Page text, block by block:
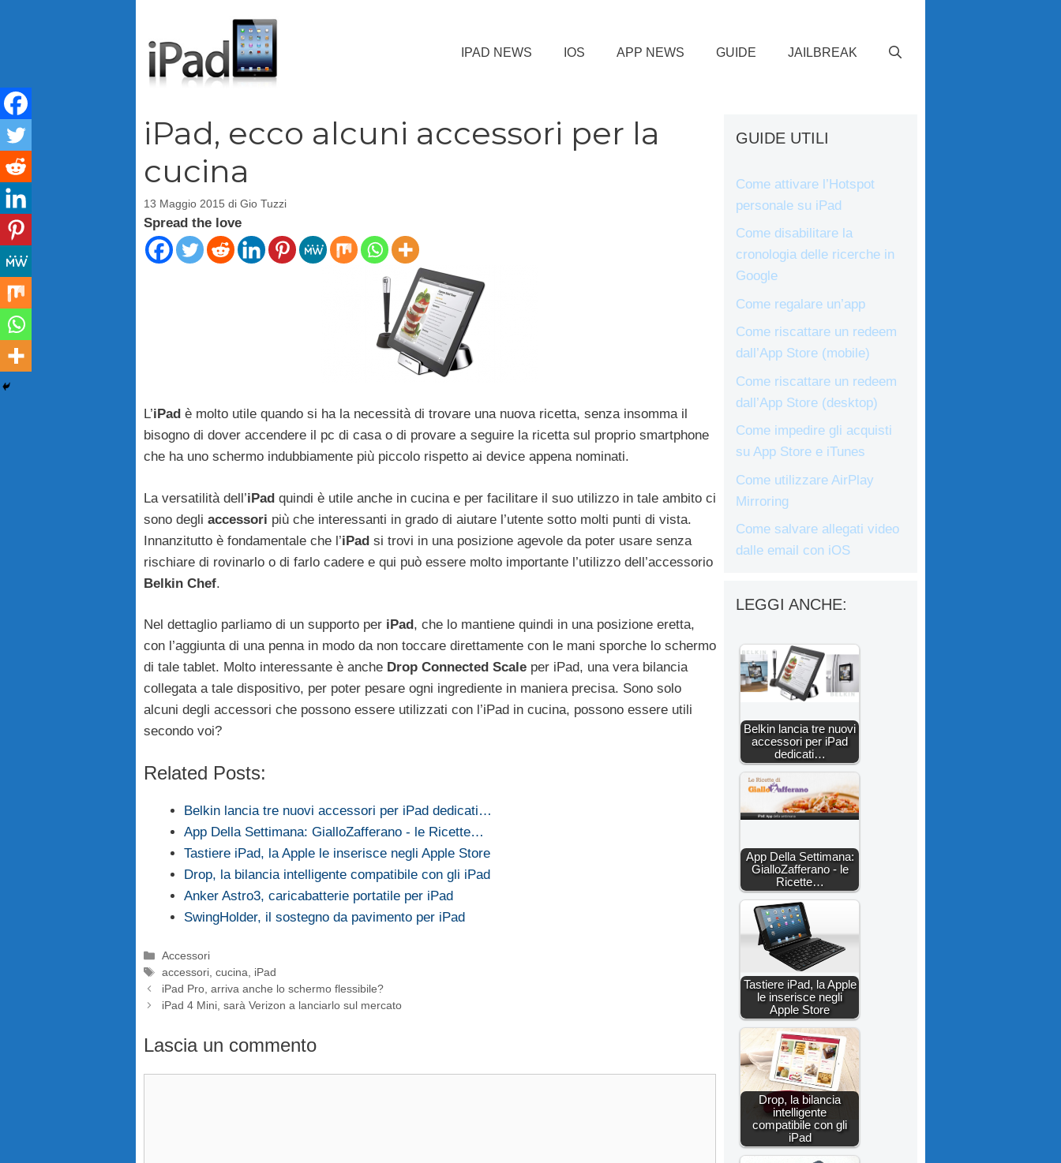
IPAD NEWS IOS APP NEWS GUIDE JAILBREAK
iPad, ecco alcuni accessori per la
cucina
13 Maggio 2015 di Gio Tuzzi
Spread the love
L’iPad è molto utile quando si ha la necessità di trovare una nuova ricetta, senza insomma il
bisogno di dover accendere il pc di casa o di provare a seguire la ricetta sul proprio smartphone
che ha uno schermo indubbiamente più piccolo rispetto ai device appena nominati.
La versatilità dell’iPad quindi è utile anche in cucina e per facilitare il suo utilizzo in tale ambito ci
sono degli accessori più che interessanti in grado di aiutare l’utente sotto molti punti di vista.
Innanzitutto è fondamentale che l’iPad si trovi in una posizione agevole da poter usare senza
rischiare di rovinarlo o di farlo cadere e qui può essere molto importante l’utilizzo dell’accessorio
Belkin Chef.
Nel dettaglio parliamo di un supporto per iPad , che lo mantiene quindi in una posizione eretta,
con l’aggiunta di una penna in modo da non toccare direttamente con le mani sporche lo schermo
di tale tablet. Molto interessante è anche Drop Connected Scale per iPad, una vera bilancia
collegata a tale dispositivo, per poter pesare ogni ingrediente in maniera precisa. Sono solo
alcuni degli accessori che possono essere utilizzati con l’iPad in cucina, possono essere utili
secondo voi?
Related Posts:
Belkin lancia tre nuovi accessori per iPad dedicati…
App Della Settimana: GialloZafferano - le Ricette…
Tastiere iPad, la Apple le inserisce negli Apple Store
Drop, la bilancia intelligente compatibile con gli iPad
Anker Astro3, caricabatterie portatile per iPad
SwingHolder, il sostegno da pavimento per iPad
Categorie
Accessori
Tag
accessori,cucina, iPad
iPad Pro, arriva anche lo schermo flessibile?
iPad 4 Mini, sarà Verizon a lanciarlo sul mercato
Lascia un commento
GUIDE UTILI
Come attivare l’Hotspot
personale su iPad
Come disabilitare la
cronologia delle ricerche in
Google
Come regalare un’app
Come riscattare un redeem
dall’App Store (mobile)
Come riscattare un redeem
dall’App Store (desktop)
Come impedire gli acquisti
su App Store e iTunes
Come utilizzare AirPlay
Mirroring
Come salvare allegati video
dalle email con iOS
LEGGI ANCHE:
Belkin lancia tre nuovi
accessori per iPad
dedicati…
App Della Settimana:
GialloZafferano - le
Ricette…
Tastiere iPad, la Apple
le inserisce negli
Apple Store
Drop, la bilancia
intelligente
compatibile con gli
iPad